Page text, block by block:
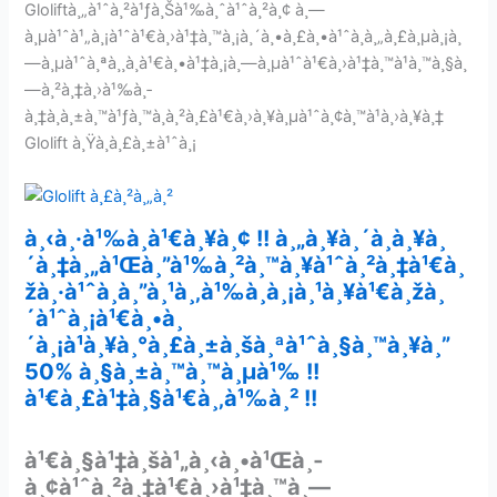
Gloliftà¸„à¹ˆà¸²à¹ƒà¸Šà¹‰à¸ˆà¹ˆà¸²à¸¢ à¸—
à¸µà¹ˆà¹„à¸¡à¹ˆà¹€à¸›à¹‡à¸™à¸¡à¸´à¸•à¸£à¸•à¹ˆà¸­à¸„à¸£à¸µà¸¡à¸
—à¸µà¹ˆà¸ªà¸¸à¸à¹€à¸•à¹‡à¸¡à¸—à¸µà¹ˆà¹€à¸›à¹‡à¸™à¹à¸™à¸§à¸
—à¸²à¸‡à¸›à¹‰à¸­
à¸‡à¸à¸±à¸™à¹ƒà¸™à¸à¸²à¸£à¹€à¸›à¸¥à¸µà¹ˆà¸¢à¸™à¹à¸›à¸¥à¸‡
Glolift à¸Ÿà¸­à¸£à¸±à¹ˆà¸¡
à¸‹à¸·à¹‰à¸­à¹€à¸¥à¸¢ !! à¸„à¸¥à¸´à¸à¸¥à¸
´à¸‡à¸„à¹Œà¸”à¹‰à¸²à¸™à¸¥à¹ˆà¸²à¸‡à¹€à¸
žà¸·à¹ˆà¸­à¸”à¸¹à¸‚à¹‰à¸­à¸¡à¸¹à¸¥à¹€à¸žà¸
´à¹ˆà¸¡à¹€à¸•à¸
´à¸¡à¹à¸¥à¸°à¸£à¸±à¸šà¸ªà¹ˆà¸§à¸™à¸¥à¸”
50% à¸§à¸±à¸™à¸™à¸µà¹‰ !!
à¹€à¸£à¹‡à¸§à¹€à¸‚à¹‰à¸² !!
à¹€à¸§à¹‡à¸šà¹„à¸‹à¸•à¹Œà¸­
à¸¢à¹ˆà¸²à¸‡à¹€à¸›à¹‡à¸™à¸—